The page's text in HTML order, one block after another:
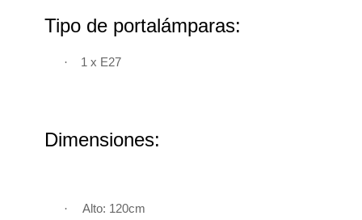
Tipo de portalámparas:
· 1 x E27
Dimensiones:
· Alto: 120cm